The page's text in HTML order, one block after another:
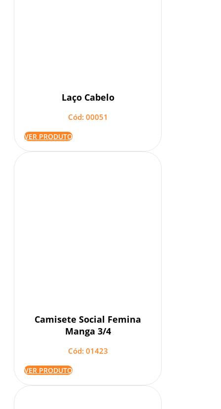
Laço Cabelo
Cód: 00051
VER PRODUTO
Camisete Social Femina
Manga 3/4
Cód: 01423
VER PRODUTO